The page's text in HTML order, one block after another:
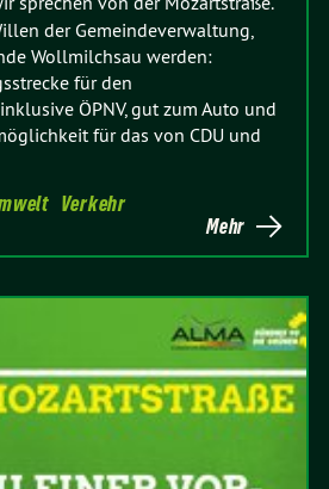
der Gemeindeverwaltung,
Wollmilchsau werden:
für den
ÖPNV, gut zum Auto und
für das von CDU und
Verkehr
Mehr